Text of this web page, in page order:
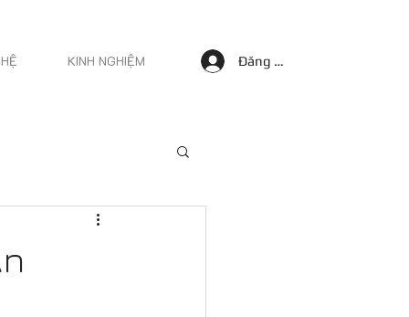
KINH NGHIỆM Đăng nhập